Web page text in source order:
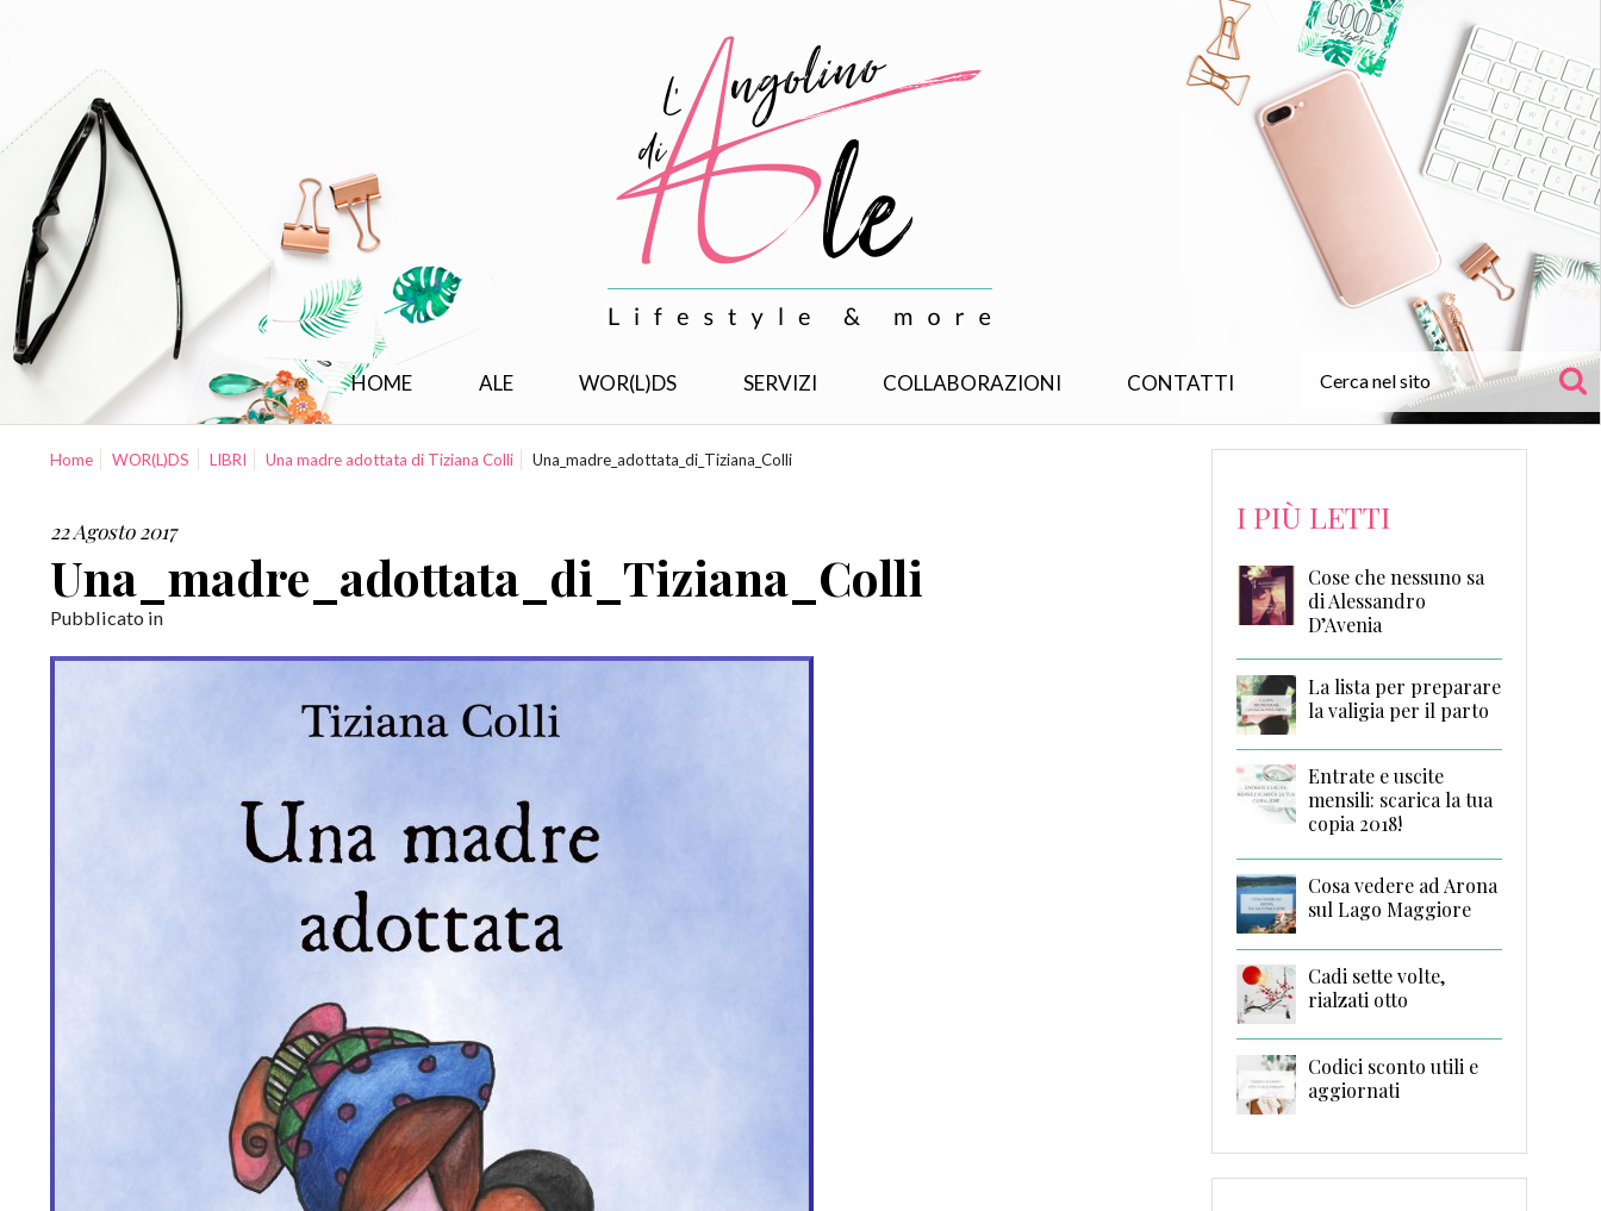
HOME ALE WOR(L)DS SERVIZI COLLABORAZIONI CONTATTI
Home WOR(L)DS LIBRI Una madre adottata di Tiziana Colli Una_madre_adottata_di_Tiziana_Colli
22 Agosto 2017
Una_madre_adottata_di_Tiziana_Colli
Pubblicato in
I PIÙ LETTI
Cose che nessuno sa
di Alessandro
D’Avenia
La lista per preparare
la valigia per il parto
Entrate e uscite
mensili: scarica la tua
copia 2018!
Cosa vedere ad Arona
sul Lago Maggiore
Cadi sette volte,
rialzati otto
Codici sconto utili e
aggiornati